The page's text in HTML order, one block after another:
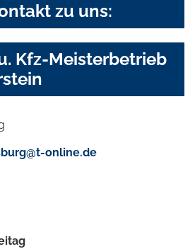
zu uns:
Kfz-Meisterbetrieb
online.de